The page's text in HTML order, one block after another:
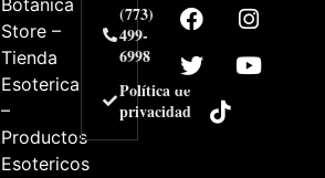
Botanica
Store –
Tienda
Esoterica
–
Productos
Esotericos
(773)
499-
6998
Política de
privacidad